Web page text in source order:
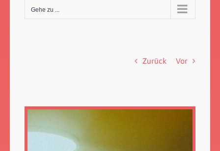
Gehe zu ...
Zurück Vor